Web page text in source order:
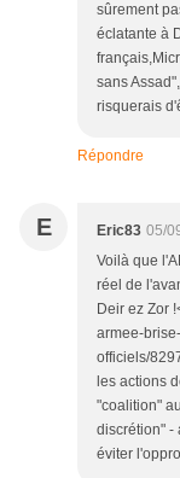
sûrement
éclatante à
sans
risquerais
Répondre
E Eric83 05/
Voilà que
réel de
Deir ez Zor
armee-
officiels/
les actions
"coalition"
discrétion" -
éviter